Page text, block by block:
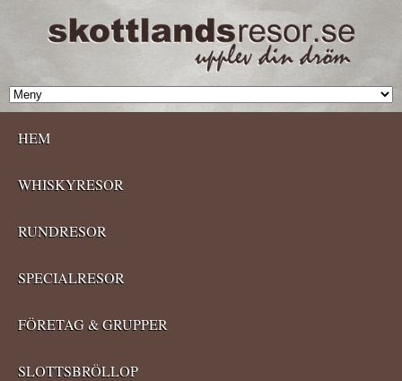
HEM
WHISKYRESOR
RUNDRESOR
SPECIALRESOR
FÖRETAG & GRUPPER
SLOTTSBRÖLLOP